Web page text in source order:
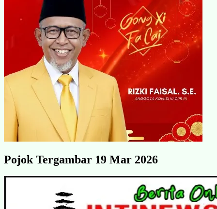
Pojok Tergambar 19 Mar 2026